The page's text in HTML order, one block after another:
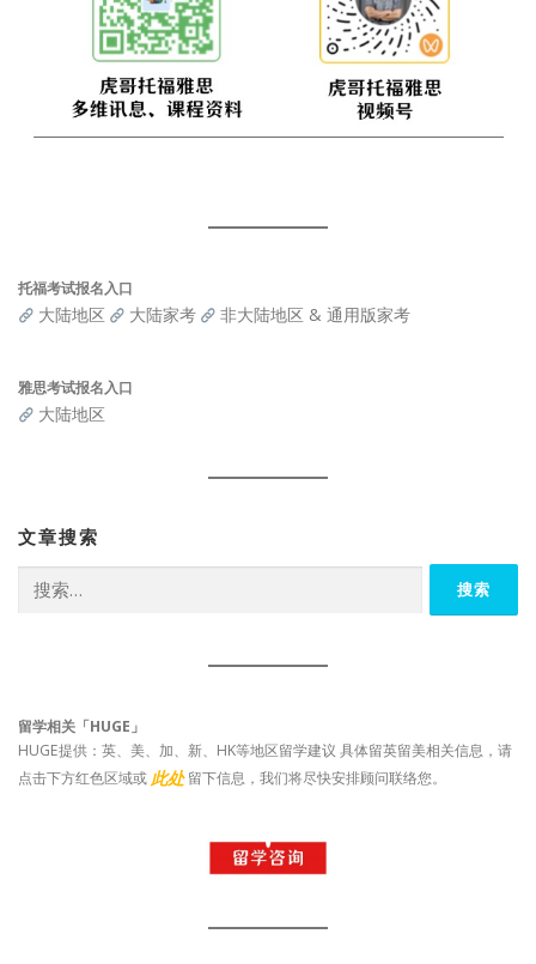
托福考试报名入口
大陆地区 大陆家考 非大陆地区 & 通用版家考
雅思考试报名入口
大陆地区
文章搜索
索：
留学相关「HUGE」
HUGE提供：英、美、加、新、HK等地区留学建议 具体留英留美相关信息，请
点击下方红色区域或 此处 留下信息，我们将尽快安排顾问联络您。